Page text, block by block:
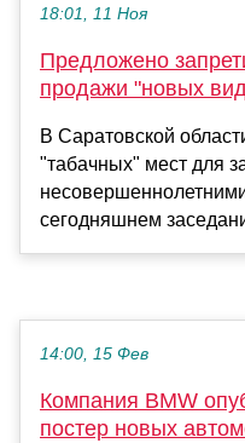
18:01, 11 Ноя
Предложено
продажи "новых
В Саратовской
"табачных" мест для
сегодняшнем
14:00, 15 Фев
Компания BMW
постер новых